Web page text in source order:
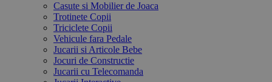
Casute si Mobilier de Joaca
Trotinete Copii
Triciclete Copii
Vehicule fara Pedale
Jucarii si Articole Bebe
Jocuri de Constructie
Jucarii cu Telecomanda